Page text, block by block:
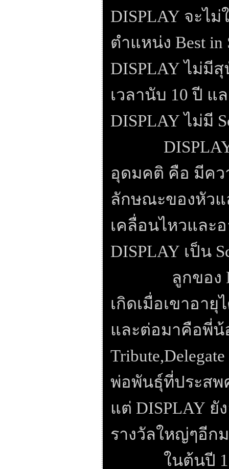
DISPLAY จะไม่
ตำแหน่ง Best
DISPLAY ไม่มีสุ
เวลานับ 10 ปี แ
DISPLAY ไม่มี
อุดมคติ คือ มีค
ลักษณะของหัวแ
เคลื่อนไหวและ
DISPLAY เป็น
ลูกของ
เกิดเมื่อเขาอายุ
และต่อมาคือพี่น้
Tribute,Delegate
พ่อพันธุ์ที่ประสพ
แต่ DISPLAY ยั
รางวัลใหญ่ๆอีก
ในต้นปี